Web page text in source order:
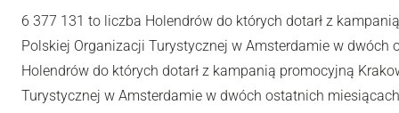
6 377 131 to liczba Holendrów do których dotarł z
Polskiej Organizacji Turystycznej w Amsterdamie w
Holendrów do których dotarł z kampanią promocyjną
Turystycznej w Amsterdamie w dwóch ostatnich